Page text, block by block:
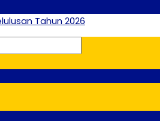
Tahun 2026